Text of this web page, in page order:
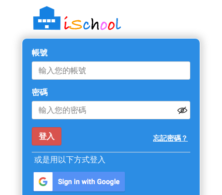
帳號
密碼
忘記密碼？
或是用以下方式登入